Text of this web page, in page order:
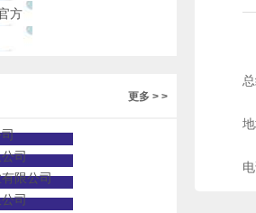
方
更多 > >
司
限公司
司